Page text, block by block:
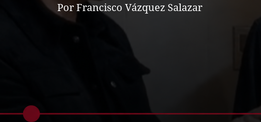
Por Francisco Vázquez Salazar